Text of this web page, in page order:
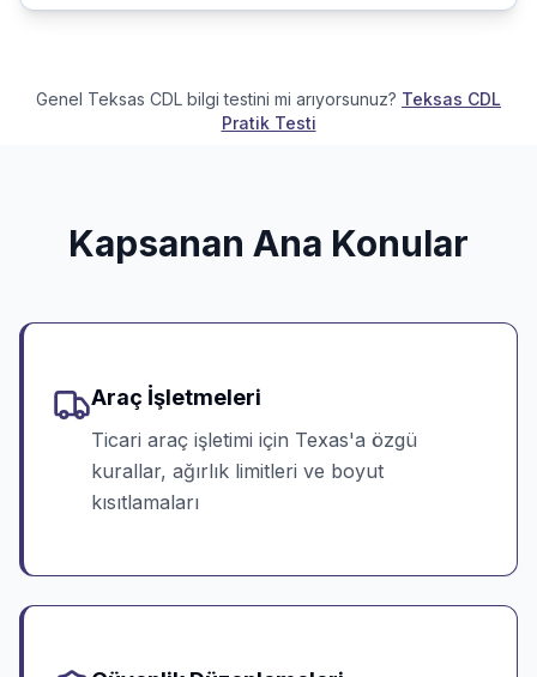
Genel Teksas CDL bilgi testini mi arıyorsunuz? Teksas CDL
Pratik Testi
Kapsanan Ana Konular
Araç İşletmeleri
Ticari araç işletimi için Texas'a özgü
kurallar, ağırlık limitleri ve boyut
kısıtlamaları